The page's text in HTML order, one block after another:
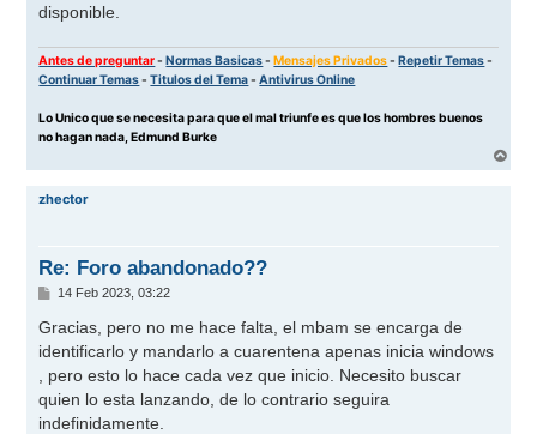
disponible.
Antes de preguntar-Normas Basicas-Mensajes Privados-Repetir Temas-
Continuar Temas-Titulos del Tema-Antivirus Online
Lo Unico que se necesita para que el mal triunfe es que los hombres buenos
no hagan nada, Edmund Burke
r
zhector
Re: Foro abandonado??
M
n
s
a
e
14 Feb 2023, 03:22
Gracias, pero no me hace falta, el mbam se encarga de
identificarlo y mandarlo a cuarentena apenas inicia windows
, pero esto lo hace cada vez que inicio. Necesito buscar
quien lo esta lanzando, de lo contrario seguira
indefinidamente.